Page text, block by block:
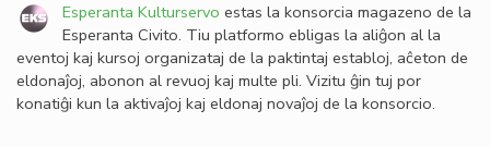
Esperanta Kulturservo estas la konsorcia magazeno de la
Esperanta Civito. Tiu platformo ebligas la aliĝon al la
eventoj kaj kursoj organizataj de la paktintaj establoj, aĉeton de
eldonaĵoj, abonon al revuoj kaj multe pli. Vizitu ĝin tuj por
konatiĝi kun la aktivaĵoj kaj eldonaj novaĵoj de la konsorcio.